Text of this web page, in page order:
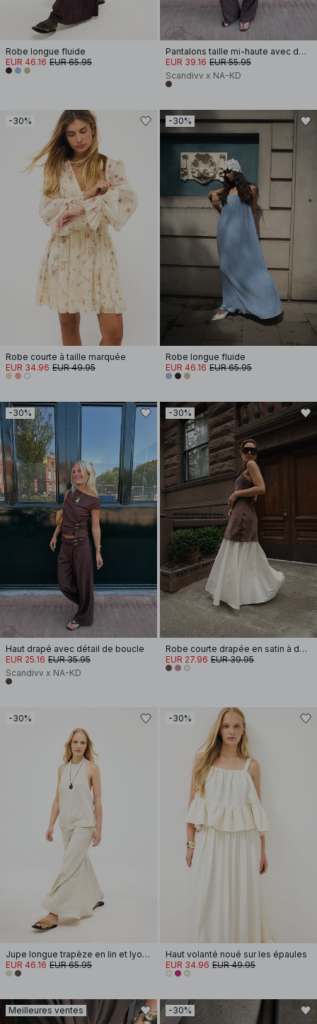
Robe longue fluide
EUR 46.16 EUR 65.95
Pantalons taille mi-haute avec détail de boucle
EUR 39.16 EUR 55.95
Scandivv x NA-KD
-30%
Robe courte à taille marquée
EUR 34.96 EUR 49.95
-30%
Robe longue fluide
EUR 46.16 EUR 65.95
-30%
Haut drapé avec détail de boucle
EUR 25.16 EUR 35.95
Scandivv x NA-KD
-30%
Robe courte drapée en satin à dos nu
EUR 27.96 EUR 39.95
-30%
Jupe longue trapèze en lin et lyocell
EUR 46.16 EUR 65.95
-30%
Haut volanté noué sur les épaules
EUR 34.96 EUR 49.95
Meilleures ventes -30%